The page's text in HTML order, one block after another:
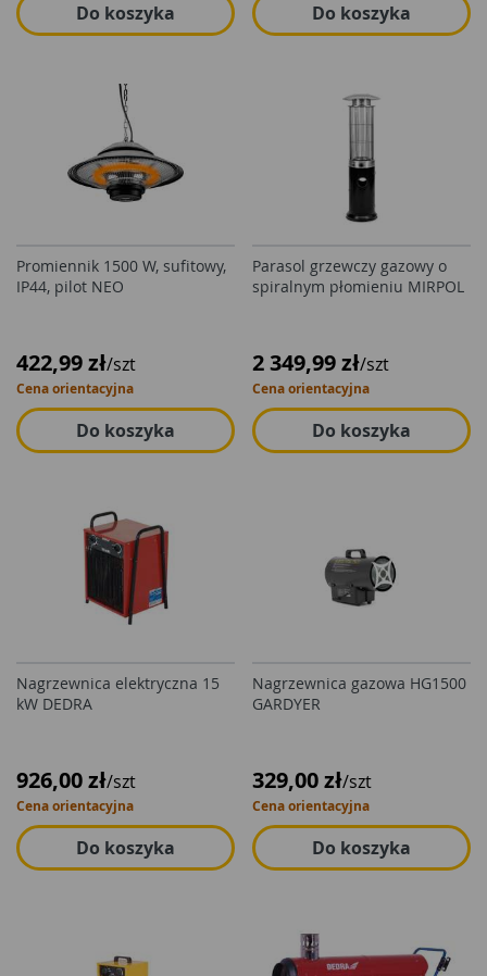
Do koszyka Do koszyka
Promiennik 1500 W, sufitowy,
IP44, pilot NEO
422,99 zł/szt
Cena orientacyjna
Do koszyka
Parasol grzewczy gazowy o
spiralnym płomieniu MIRPOL
2 349,99 zł/szt
Cena orientacyjna
Do koszyka
Nagrzewnica elektryczna 15
kW DEDRA
926,00 zł/szt
Cena orientacyjna
Do koszyka
Nagrzewnica gazowa HG1500
GARDYER
329,00 zł/szt
Cena orientacyjna
Do koszyka